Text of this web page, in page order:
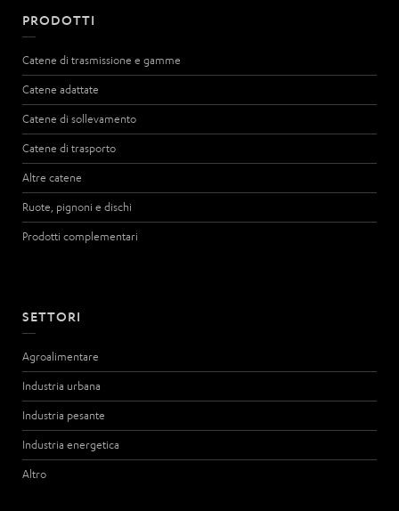
PRODOTTI
Catene di trasmissione e gamme
Catene adattate
Catene di sollevamento
Catene di trasporto
Altre catene
Ruote, pignoni e dischi
Prodotti complementari
SETTORI
Agroalimentare
Industria urbana
Industria pesante
Industria energetica
Altro